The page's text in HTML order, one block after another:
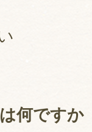
何ですか